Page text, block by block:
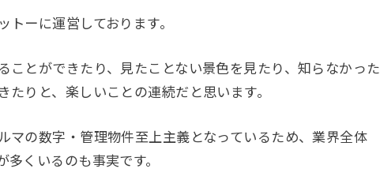
トーに運営しております。
ことができたり、見たことない景色を見たり、知らなかった
りと、楽しいことの連続だと思います。
マの数字・管理物件至上主義となっているため、業界全体
くいるのも事実です。